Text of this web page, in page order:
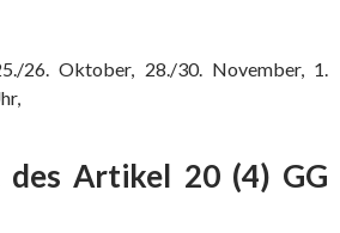
26. Oktober, 28./30. November, 1.
Artikel 20 (4) GG